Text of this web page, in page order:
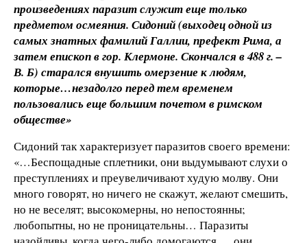
произведениях паразит служит еще только
предметом осмеяния. Сидоний (выходец одной из
самых знатных фамилий Галлии, префект Рима, а
затем епископ в гор. Клермоне. Скончался в 488 г. –
В. Б) старался внушить омерзение к людям,
которые…незадолго перед тем временем
пользовались еще большим почетом в римском
обществе»
Сидоний так характеризует паразитов своего времени:
«…Беспощадные сплетники, они выдумывают слухи о
преступлениях и преувеличивают худую молву. Они
много говорят, но ничего не скажут, желают смешить,
но не веселят; высокомерны, но непостоянны;
любопытны, но не проницательны… Паразиты